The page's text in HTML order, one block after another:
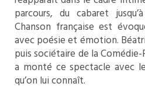
parcours, du cabaret
Chanson française est
avec poésie et émotion.
puis sociétaire de la Comédie-
a monté ce spectacle avec
qu’on lui connaît.